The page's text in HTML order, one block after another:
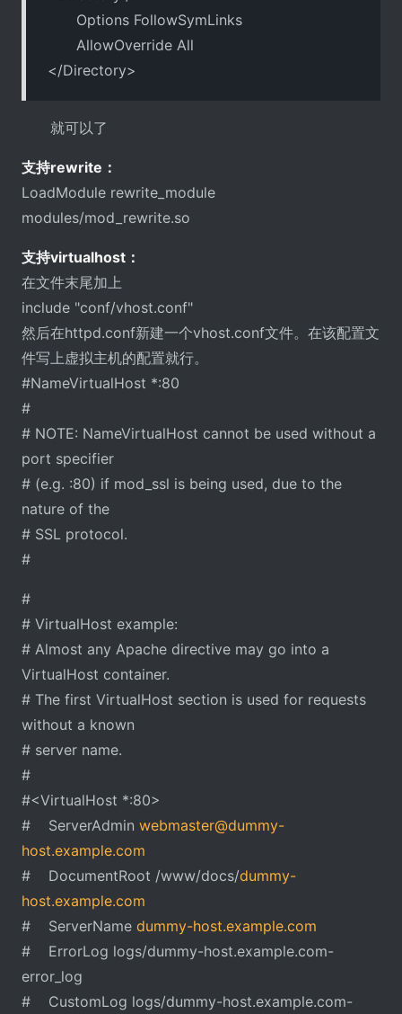
Options FollowSymLinks
AllowOverride All
</Directory>
就可以了
支持rewrite：
LoadModule rewrite_module
modules/mod_rewrite.so
支持virtualhost：
在文件末尾加上
include "conf/vhost.conf"
然后在httpd.conf新建一个vhost.conf文件。在该配置文
件写上虚拟主机的配置就行。
#NameVirtualHost *:80
#
# NOTE: NameVirtualHost cannot be used without a
port specifier
# (e.g. :80) if mod_ssl is being used, due to the
nature of the
# SSL protocol.
#
#
# VirtualHost example:
# Almost any Apache directive may go into a
VirtualHost container.
# The first VirtualHost section is used for requests
without a known
# server name.
#
#<VirtualHost *:80>
# ServerAdmin webmaster@dummy-
host.example.com
# DocumentRoot /www/docs/dummy-
host.example.com
# ServerName dummy-host.example.com
# ErrorLog logs/dummy-host.example.com-
error_log
# CustomLog logs/dummy-host.example.com-